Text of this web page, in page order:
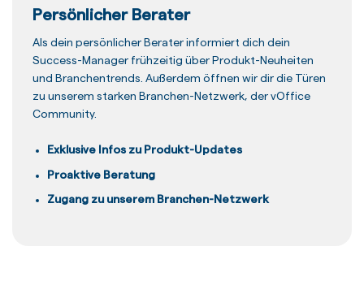
Persönlicher Berater
Als dein persönlicher Berater informiert dich dein
Success-Manager frühzeitig über Produkt-Neuheiten
und Branchentrends. Außerdem öffnen wir dir die Türen
zu unserem starken Branchen-Netzwerk, der vOffice
Community.
Exklusive Infos zu Produkt-Updates
Proaktive Beratung
Zugang zu unserem Branchen-Netzwerk